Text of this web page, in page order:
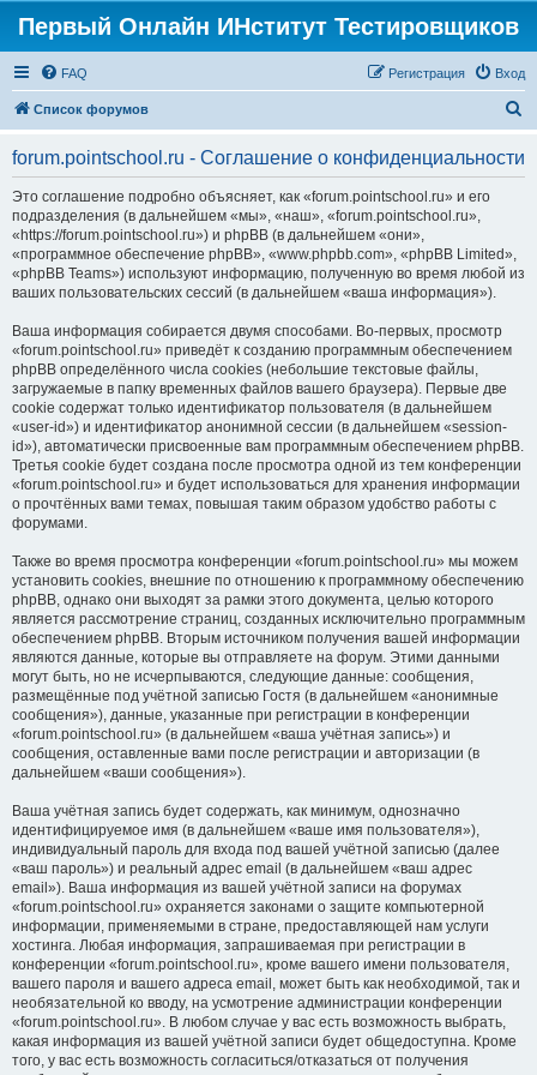
Первый Онлайн ИНститут Тестировщиков
FAQ Вход
Регистрация
Список форумов
forum.pointschool.ru - Соглашение о конфиденциальности
Это соглашение подробно объясняет, как «forum.pointschool.ru» и его
подразделения (в дальнейшем «мы», «наш», «forum.pointschool.ru»,
«https://forum.pointschool.ru») и phpBB (в дальнейшем «они»,
«программное обеспечение phpBB», «www.phpbb.com», «phpBB Limited»,
«phpBB Teams») используют информацию, полученную во время любой из
ваших пользовательских сессий (в дальнейшем «ваша информация»).
Ваша информация собирается двумя способами. Во-первых, просмотр
«forum.pointschool.ru» приведёт к созданию программным обеспечением
phpBB определённого числа cookies (небольшие текстовые файлы,
загружаемые в папку временных файлов вашего браузера). Первые две
cookie содержат только идентификатор пользователя (в дальнейшем
«user-id») и идентификатор анонимной сессии (в дальнейшем «session-
id»), автоматически присвоенные вам программным обеспечением phpBB.
Третья cookie будет создана после просмотра одной из тем конференции
«forum.pointschool.ru» и будет использоваться для хранения информации
о прочтённых вами темах, повышая таким образом удобство работы с
форумами.
Также во время просмотра конференции «forum.pointschool.ru» мы можем
установить cookies, внешние по отношению к программному обеспечению
phpBB, однако они выходят за рамки этого документа, целью которого
является рассмотрение страниц, созданных исключительно программным
обеспечением phpBB. Вторым источником получения вашей информации
являются данные, которые вы отправляете на форум. Этими данными
могут быть, но не исчерпываются, следующие данные: сообщения,
размещённые под учётной записью Гостя (в дальнейшем «анонимные
сообщения»), данные, указанные при регистрации в конференции
«forum.pointschool.ru» (в дальнейшем «ваша учётная запись») и
сообщения, оставленные вами после регистрации и авторизации (в
дальнейшем «ваши сообщения»).
Ваша учётная запись будет содержать, как минимум, однозначно
идентифицируемое имя (в дальнейшем «ваше имя пользователя»),
индивидуальный пароль для входа под вашей учётной записью (далее
«ваш пароль») и реальный адрес email (в дальнейшем «ваш адрес
email»). Ваша информация из вашей учётной записи на форумах
«forum.pointschool.ru» охраняется законами о защите компьютерной
информации, применяемыми в стране, предоставляющей нам услуги
хостинга. Любая информация, запрашиваемая при регистрации в
конференции «forum.pointschool.ru», кроме вашего имени пользователя,
вашего пароля и вашего адреса email, может быть как необходимой, так и
необязательной ко вводу, на усмотрение администрации конференции
«forum.pointschool.ru». В любом случае у вас есть возможность выбрать,
какая информация из вашей учётной записи будет общедоступна. Кроме
того, у вас есть возможность согласиться/отказаться от получения